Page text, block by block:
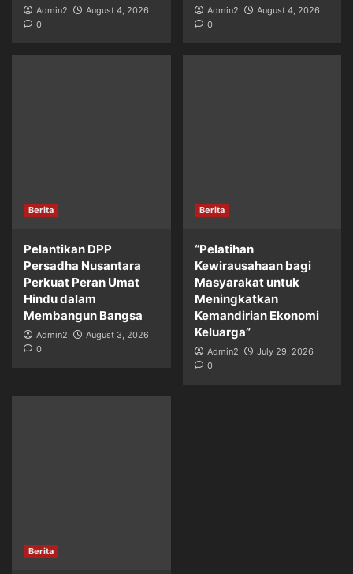
Admin2
August 4, 2026
0
Admin2
August 4, 2026
0
Berita
Pelantikan DPP
Persadha Nusantara
Perkuat Peran Umat
Hindu dalam
Membangun Bangsa
Admin2
August 3, 2026
0
Berita
“Pelatihan
Kewirausahaan bagi
Masyarakat untuk
Meningkatkan
Kemandirian Ekonomi
Keluarga”
Admin2
July 29, 2026
0
Berita